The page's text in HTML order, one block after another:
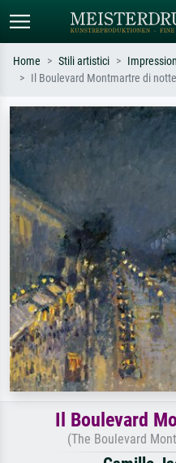
Cerca per artista, titolo o stile – es.
Monet, Notte stellata,
Impressionismo, onda di Hokusai,
Home Stili artistici
Il Boulevard Montmartre di notte
Il Boulevard
(The Boulevard